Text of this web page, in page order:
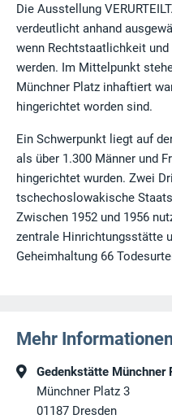
Die Ausstellung
verdeutlicht anhand
wenn Rechtstaatlichkeit
werden. Im Mittelpunkt
Münchner Platz inhaftiert
hingerichtet worden sind.
Ein Schwerpunkt liegt auf
als über 1.300 Männer und
hingerichtet wurden. Zwei
tschechoslowakische
Zwischen 1952 und 1956
zentrale Hinrichtungsstätte
Geheimhaltung 66
Mehr
Gedenkstätte Münchner
Münchner Platz 3
01187 Dresden